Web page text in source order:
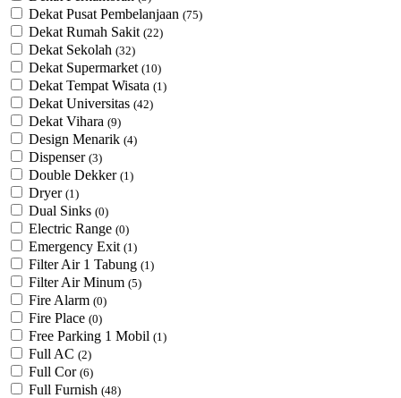
Dekat Pusat Pembelanjaan (75)
Dekat Rumah Sakit (22)
Dekat Sekolah (32)
Dekat Supermarket (10)
Dekat Tempat Wisata (1)
Dekat Universitas (42)
Dekat Vihara (9)
Design Menarik (4)
Dispenser (3)
Double Dekker (1)
Dryer (1)
Dual Sinks (0)
Electric Range (0)
Emergency Exit (1)
Filter Air 1 Tabung (1)
Filter Air Minum (5)
Fire Alarm (0)
Fire Place (0)
Free Parking 1 Mobil (1)
Full AC (2)
Full Cor (6)
Full Furnish (48)